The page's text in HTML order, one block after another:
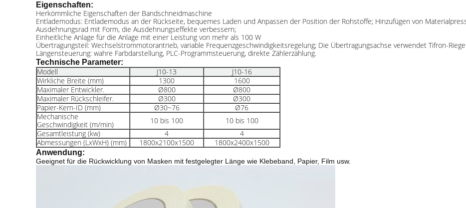
Eigenschaften:
Herkömmliche Eigenschaften der Bandschneidmaschine
Entlademodus: Entlademodus an der Rückseite, bequemes Laden und Anpassen der Position der Rohstoffe; Hinzufügen von
Ausdehnungsrad mit Form, die Ausdehnungseffekte verbessern;
Einheitliche Anlage für die Anlage mit einer Leistung von mehr als 100 W
Übertragungsteil: Wechselstrommotorantrieb, variable Frequenzgeschwindigkeitsregelung; Die Übertragungsachse verwendet Tifron-
Längensteuerung: wahre Farbdarstellung, PLC-Programmsteuerung, direkte Zählerzählung.
Technische Parameter:
Modell J10-13
J10-16
Wirkliche Breite (mm)
1300
1600
Maximaler Entwickler.
Ø800
Ø800
Maximaler Rückschleifer.
Ø300
Ø300
Papier-Kern-ID (mm)
Ø30~76
Ø76
Mechanische
Geschwindigkeit (m/min)
10 bis 100
10 bis 100
Gesamtleistung (kw)
4
4
Abmessungen (LxWxH) (mm)
1800x2100x1500 1800x2400x1500
Anwendung:
Geeignet für die Rückwicklung von Masken mit festgelegter Länge wie Klebeband, Papier, Film usw.